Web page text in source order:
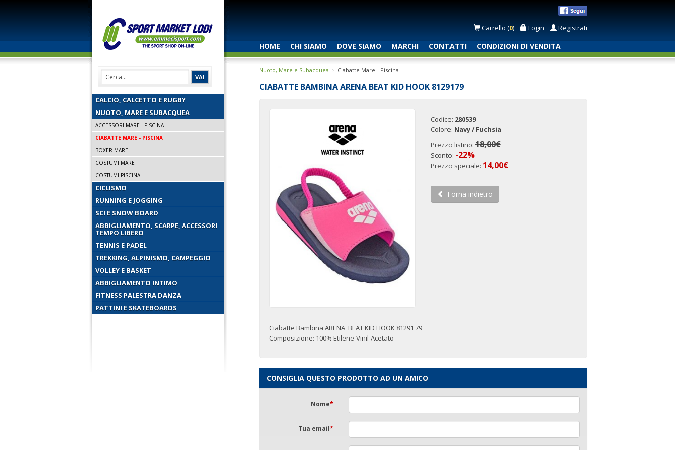
CALCIO, CALCETTO E RUGBY
NUOTO, MARE E SUBACQUEA
ACCESSORI MARE - PISCINA
CIABATTE MARE - PISCINA
BOXER MARE
COSTUMI MARE
COSTUMI PISCINA
CICLISMO
RUNNING E JOGGING
SCI E SNOW BOARD
ABBIGLIAMENTO, SCARPE, ACCESSORI
TEMPO LIBERO
TENNIS E PADEL
TREKKING, ALPINISMO, CAMPEGGIO
VOLLEY E BASKET
ABBIGLIAMENTO INTIMO
FITNESS PALESTRA DANZA
PATTINI E SKATEBOARDS
Carrello (0) Login Registrati
HOME CHI SIAMO DOVE SIAMO MARCHI CONTATTI CONDIZIONI DI VENDITA
Nuoto, Mare e Subacquea Ciabatte Mare - Piscina
CIABATTE BAMBINA ARENA BEAT KID HOOK 8129179
Codice: 280539
Colore: Navy / Fuchsia
Prezzo listino:18,00€
Sconto: -22%
Prezzo speciale: 14,00€
Torna indietro
Ciabatte Bambina ARENA BEAT KID HOOK 81291 79
Composizione: 100% Etilene-Vinil-Acetato
CONSIGLIA QUESTO PRODOTTO AD UN AMICO
Nome*
Tua email*